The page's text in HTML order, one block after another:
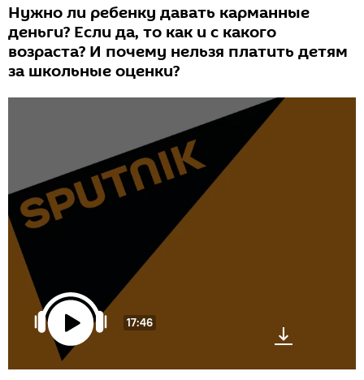
Нужно ли ребенку давать карманные
деньги? Если да, то как и с какого
возраста? И почему нельзя платить детям
за школьные оценки?
17:46